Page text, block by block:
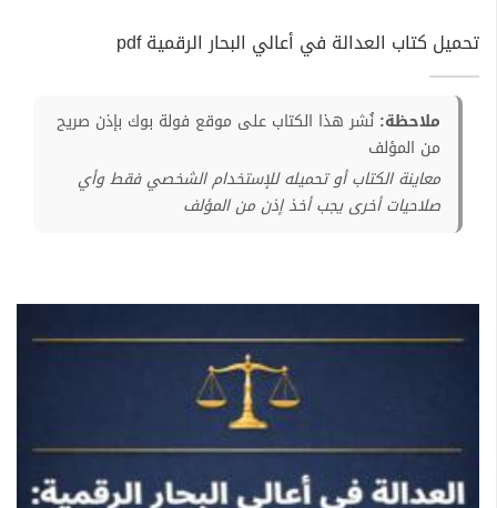
تحميل كتاب العدالة في أعالي البحار الرقمية pdf
ملاحظة: نُشر هذا الكتاب على موقع فولة بوك بإذن صريح
من المؤلف
معاينة الكتاب أو تحميله للإستخدام الشخصي فقط وأي
صلاحيات أخرى يجب أخذ إذن من المؤلف